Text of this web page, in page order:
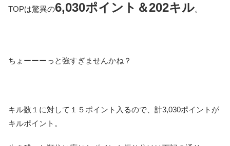
TOPは驚異の6,030ポイント＆202キル。
ちょーーーっと強すぎませんかね？
キル数１に対して１５ポイント入るので、計3,030ポイントが
キルポイント。